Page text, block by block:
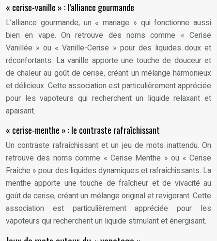
« cerise-vanille » : l’alliance gourmande
L’alliance gourmande, un « mariage » qui fonctionne aussi
bien en vape. On retrouve des noms comme « Cerise
Vanillée » ou « Vanille-Cerise » pour des liquides doux et
réconfortants. La vanille apporte une touche de douceur et
de chaleur au goût de cerise, créant un mélange harmonieux
et délicieux. Cette association est particulièrement appréciée
pour les vapoteurs qui recherchent un liquide relaxant et
apaisant.
« cerise-menthe » : le contraste rafraîchissant
Un contraste rafraîchissant et un jeu de mots inattendu. On
retrouve des noms comme « Cerise Menthe » ou « Cerise
Fraîche » pour des liquides dynamiques et rafraîchissants. La
menthe apporte une touche de fraîcheur et de vivacité au
goût de cerise, créant un mélange original et revigorant. Cette
association est particulièrement appréciée pour les
vapoteurs qui recherchent un liquide stimulant et énergisant.